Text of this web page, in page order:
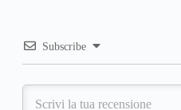
Subscribe